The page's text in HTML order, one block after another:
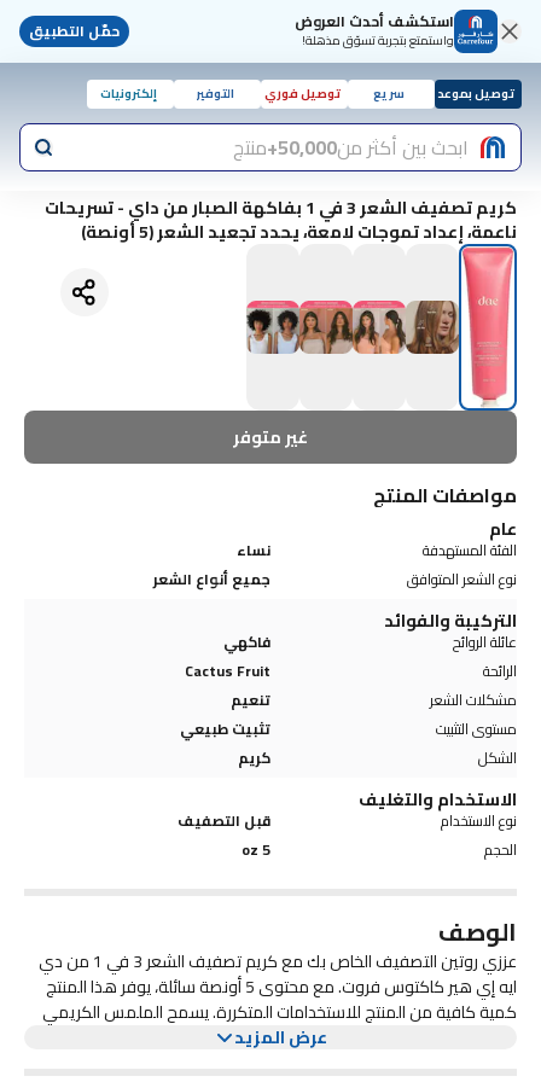
استكشف أحدث العروض
واستمتع بتجربة تسوّق مذهلة! حمّل التطبيق
توصيل بموعد سريع توصيل فوري التوفير إلكترونيات
ابحث بين أكثر من50,000+ منتج
كريم تصفيف الشعر 3 في 1 بفاكهة الصبار من داي - تسريحات
ناعمة، إعداد تموجات لامعة، يحدد تجعيد الشعر (5 أونصة)
غير متوفر
مواصفات المنتج
عام
الفئة المستهدفة
نساء
نوع الشعر المتوافق
جميع أنواع الشعر
التركيبة والفوائد
عائلة الروائح
فاكهي
الرائحة
Cactus Fruit
مشكلات الشعر
تنعيم
مستوى التثبيت
تثبيت طبيعي
الشكل
كريم
الاستخدام والتغليف
نوع الاستخدام
قبل التصفيف
الحجم
5 oz
الوصف
عززي روتين التصفيف الخاص بك مع كريم تصفيف الشعر 3 في 1 من دي
ايه إي هير كاكتوس فروت. مع محتوى 5 أونصة سائلة، يوفر هذا المنتج
كمية كافية من المنتج للاستخدامات المتكررة. يسمح الملمس الكريمي
بسهولة الاستخدام وتوزيعه على شعرك. يوفر عطر فاكهة الصبار شعورًا
عرض المزيد